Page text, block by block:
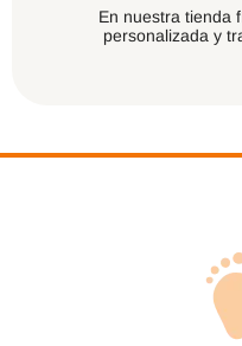
En nuestra tienda
personalizada y